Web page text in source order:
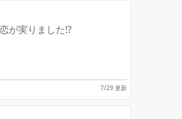
が実りました!?
7/29 更新